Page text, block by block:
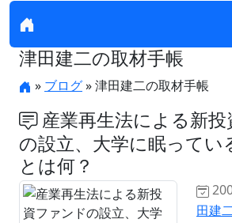
津田建二の取材手帳
» ブログ» 津田建二の取材手帳
産業再生法による新投
の設立、大学に眠ってい
とは何？
田建